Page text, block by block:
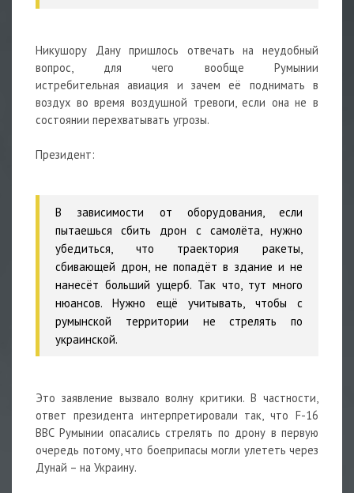
Никушору Дану пришлось отвечать на неудобный
вопрос, для чего вообще Румынии
истребительная авиация
и зачем её поднимать в
воздух во время воздушной тревоги, если она не в
состоянии перехватывать угрозы.
Президент:
В зависимости от оборудования, если
пытаешься сбить дрон с самолёта, нужно
убедиться, что траектория
ракеты,
сбивающей дрон, не попадёт в здание и не
нанесёт больший ущерб. Так что, тут много
нюансов. Нужно ещё учитывать, чтобы с
румынской территории не стрелять по
украинской.
Это заявление вызвало волну критики. В частности,
ответ президента интерпретировали так, что F-16
ВВС Румынии опасались стрелять по дрону в первую
очередь потому, что боеприпасы могли улететь через
Дунай – на Украину.